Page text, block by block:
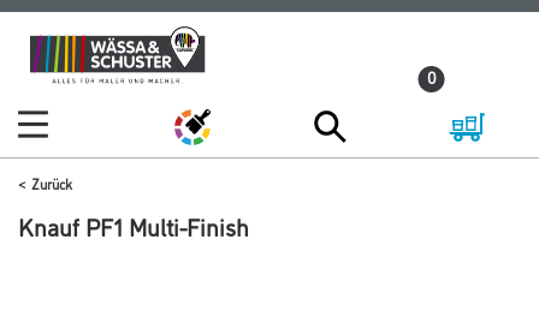
Zum
Inhalt
Zum
Navigationsmenü
0
Zurück
Knauf PF1 Multi-Finish